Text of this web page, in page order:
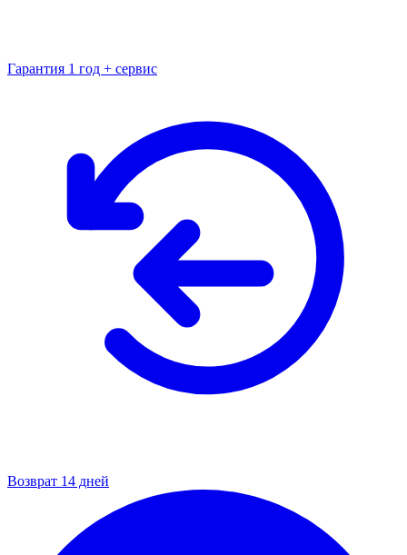
Гарантия 1 год + сервис
Возврат 14 дней